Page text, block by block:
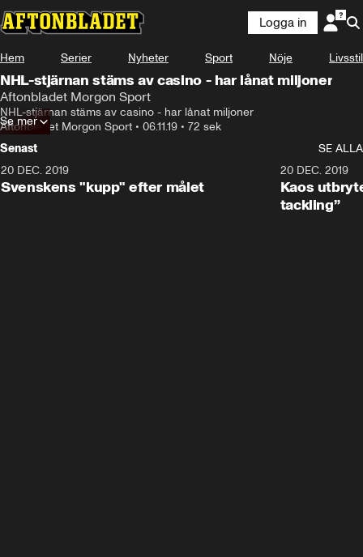
Logga in
Hem Serier Nyheter Sport Nöje Livsstil
NHL-stjärnan stäms av casino - har lånat miljoner
Aftonbladet Morgon Sport
NHL-stjärnan stäms av casino - har lånat miljoner
Aftonbladet Morgon Sport • 06.11.19 • 72 sek
Se mer
Senast
SE ALLA
20 DEC. 2019
Svenskens "kupp" efter målet
20 DEC. 2019
Kaos
tackling”